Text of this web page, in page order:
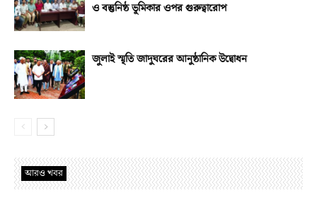
ও বস্তুনিষ্ঠ ভূমিকার ওপর গুরুত্বারোপ
জুলাই স্মৃতি জাদুঘরের আনুষ্ঠানিক উদ্বোধন
আরও খবর